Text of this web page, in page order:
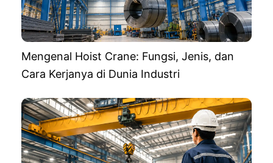
Mengenal Hoist Crane: Fungsi, Jenis, dan
Cara Kerjanya di Dunia Industri